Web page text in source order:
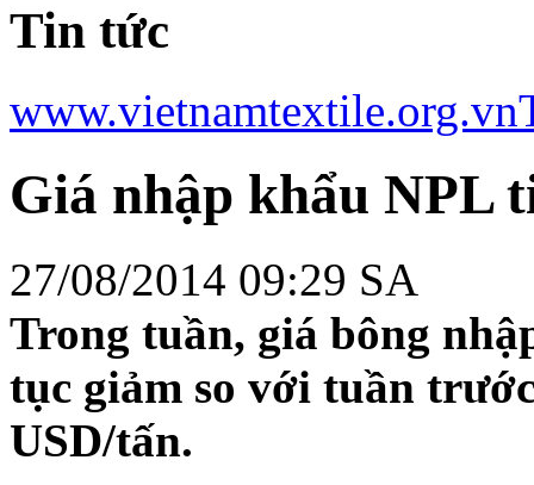
Tin tức
www.vietnamtextile.org.vn
Giá nhập khẩu NPL
27/08/2014 09:29 SA
Trong tuần, giá bông
tục giảm so với tuần
USD/tấn.